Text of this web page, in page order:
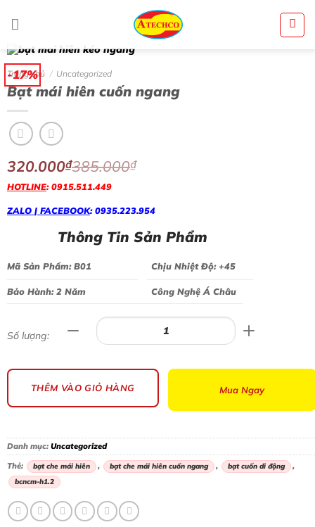
qua
nội
-17%
Trang chủ / Uncategorized
Bạt mái hiên cuốn ngang
385.000₫
320.000₫
HOTLINE: 0915.511.449
ZALO | FACEBOOK: 0935.223.954
Thông Tin Sản Phẩm
Mã Sản Phẩm: B01 Chịu Nhiệt Độ: +45
Bảo Hành: 2 Năm Công Nghệ Á Châu
Số lượng:
THÊM VÀO GIỎ HÀNG Mua Ngay
Danh mục: Uncategorized
Thẻ:
bạt che mái hiên , bạt che mái hiên cuốn ngang , bạt cuốn di động ,
bcncm-h1.2